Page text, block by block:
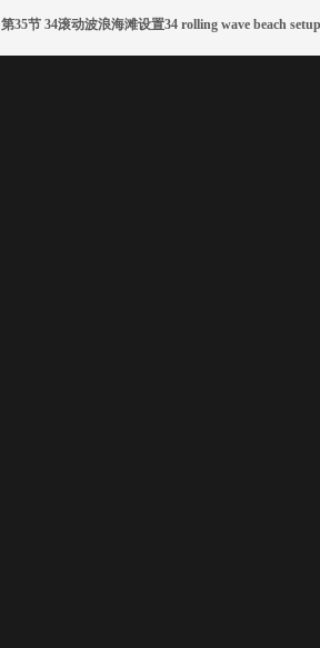
第35节 34滚动波浪海滩设置34 rolling wave beach setup